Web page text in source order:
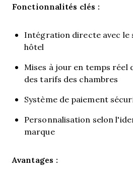
Fonctionnalités clés :
Intégration directe avec le
hôtel
Mises à jour en temps réel
des tarifs des chambres
Système de paiement
Personnalisation selon
marque
Avantages :